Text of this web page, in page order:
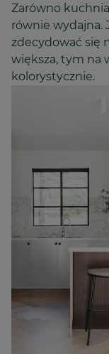
Zarówno
równie wydajna.
zdecydować się
większa, tym na
kolorystycznie.